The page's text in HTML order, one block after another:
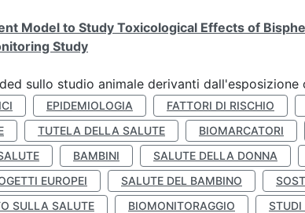
Model to Study Toxicological Effects of
Study
sullo studio animale derivanti dall'esposizione
EPIDEMIOLOGIA FATTORI DI RISCHIO
TUTELA DELLA SALUTE BIOMARCATORI
BAMBINI SALUTE DELLA DONNA
EUROPEI SALUTE DEL BAMBINO
SULLA SALUTE
BIOMONITORAGGIO STUDI